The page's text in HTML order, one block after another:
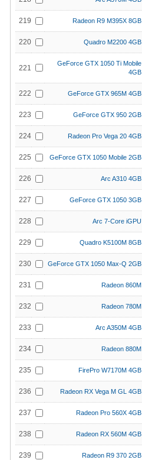
219 Radeon R9 M395X 8GB
220 Quadro M2200 4GB
221
GeForce GTX 1050 Ti Mobile
4GB
222 GeForce GTX 965M 4GB
223 GeForce GTX 950 2GB
224 Radeon Pro Vega 20 4GB
225 GeForce GTX 1050 Mobile 2GB
226 Arc A310 4GB
227 GeForce GTX 1050 3GB
228 Arc 7-Core iGPU
229 Quadro K5100M 8GB
230 GeForce GTX 1050 Max-Q 2GB
231 Radeon 860M
232 Radeon 780M
233 Arc A350M 4GB
234 Radeon 880M
235 FirePro W7170M 4GB
236 Radeon RX Vega M GL 4GB
237 Radeon Pro 560X 4GB
238 Radeon RX 560M 4GB
239 Radeon R9 370 2GB